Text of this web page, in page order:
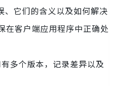
、它们的含义以及如何解决
在客户端应用程序中正确处
多个版本，记录差异以及